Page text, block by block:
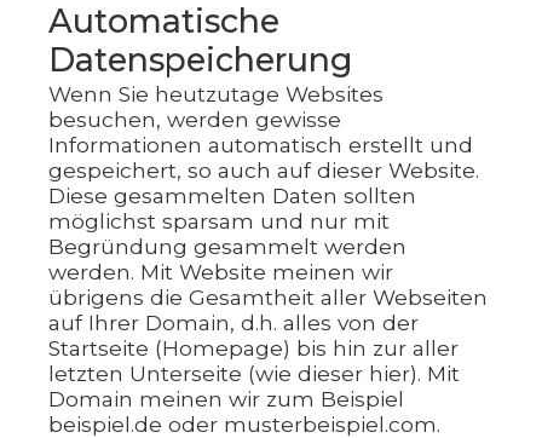
Automatische
Datenspeicherung
Wenn Sie heutzutage Websites
besuchen, werden gewisse
Informationen automatisch erstellt und
gespeichert, so auch auf dieser Website.
Diese gesammelten Daten sollten
möglichst sparsam und nur mit
Begründung gesammelt werden
werden. Mit Website meinen wir
übrigens die Gesamtheit aller Webseiten
auf Ihrer Domain, d.h. alles von der
Startseite (Homepage) bis hin zur aller
letzten Unterseite (wie dieser hier). Mit
Domain meinen wir zum Beispiel
beispiel.de oder musterbeispiel.com.